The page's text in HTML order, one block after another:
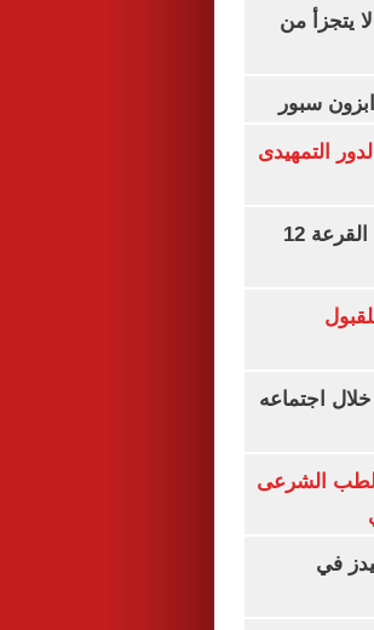
يتجزأ من
سبور
التمهيدى
وزارة الداخلية تعلن بدء التقديم لحج القرعة 12
على 12 قرارا خلال اجتماعه
الطب الشرعى
في